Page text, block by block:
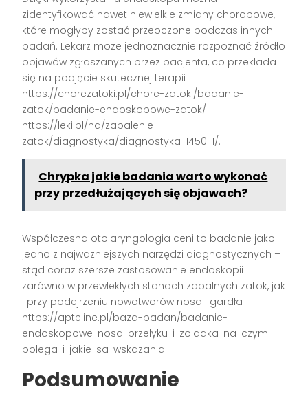
zidentyfikować nawet niewielkie zmiany chorobowe,
które mogłyby zostać przeoczone podczas innych
badań. Lekarz może jednoznacznie rozpoznać źródło
objawów zgłaszanych przez pacjenta, co przekłada
się na podjęcie skutecznej terapii
https://chorezatoki.pl/chore-zatoki/badanie-
zatok/badanie-endoskopowe-zatok/
https://leki.pl/na/zapalenie-
zatok/diagnostyka/diagnostyka-1450-1/.
Chrypka jakie badania warto wykonać
przy przedłużających się objawach?
Współczesna otolaryngologia ceni to badanie jako
jedno z najważniejszych narzędzi diagnostycznych –
stąd coraz szersze zastosowanie endoskopii
zarówno w przewlekłych stanach zapalnych zatok, jak
i przy podejrzeniu nowotworów nosa i gardła
https://apteline.pl/baza-badan/badanie-
endoskopowe-nosa-przelyku-i-zoladka-na-czym-
polega-i-jakie-sa-wskazania.
Podsumowanie